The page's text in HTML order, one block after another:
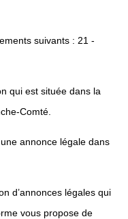
suivants : 21 -
qui est située dans la
Comté.
annonce légale dans
d’annonces légales qui
vous propose de